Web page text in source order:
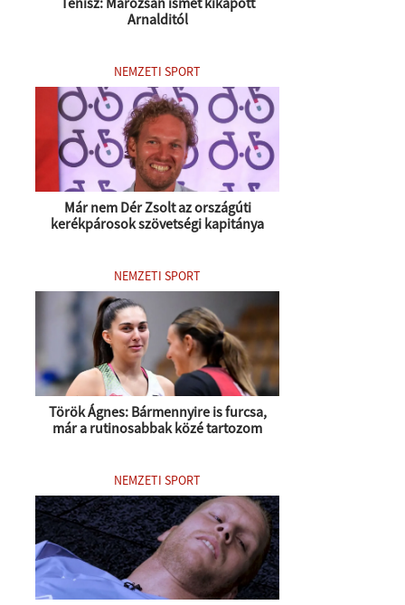
Arnalditól
NEMZETI SPORT
Már nem Dér Zsolt az országúti
kerékpárosok szövetségi kapitánya
NEMZETI SPORT
Török Ágnes: Bármennyire is furcsa,
már a rutinosabbak közé tartozom
NEMZETI SPORT